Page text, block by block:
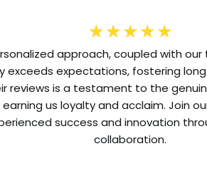
★ ★ ★ ★ ★
approach, coupled with
exceeds expectations, fostering
reviews is a testament to the
earning us loyalty and acclaim. Join
success and innovation
collaboration.